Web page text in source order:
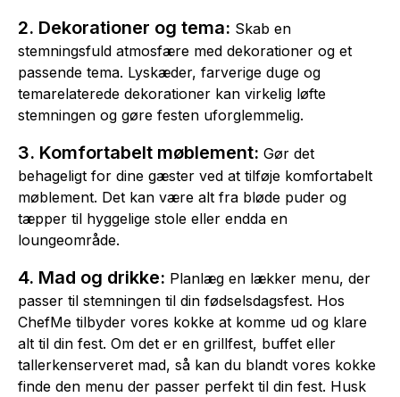
2. Dekorationer og tema: Skab en
stemningsfuld atmosfære med dekorationer og et
passende tema. Lyskæder, farverige duge og
temarelaterede dekorationer kan virkelig løfte
stemningen og gøre festen uforglemmelig.
3. Komfortabelt møblement: Gør det
behageligt for dine gæster ved at tilføje komfortabelt
møblement. Det kan være alt fra bløde puder og
tæpper til hyggelige stole eller endda en
loungeområde.
4. Mad og drikke: Planlæg en lækker menu, der
passer til stemningen til din fødselsdagsfest. Hos
ChefMe tilbyder vores kokke at komme ud og klare
alt til din fest. Om det er en grillfest, buffet eller
tallerkenserveret mad, så kan du blandt vores kokke
finde den menu der passer perfekt til din fest. Husk